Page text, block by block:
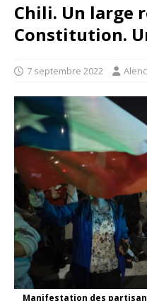
Chili. Un large
Constitution.
7 septembre 2022
Manifestation des